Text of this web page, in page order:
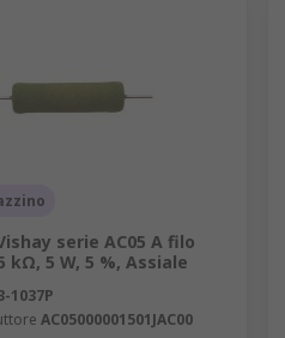
serie AC05 A filo
kΩ, 5 W, 5 %, Assiale
1037P
AC05000001501JAC00